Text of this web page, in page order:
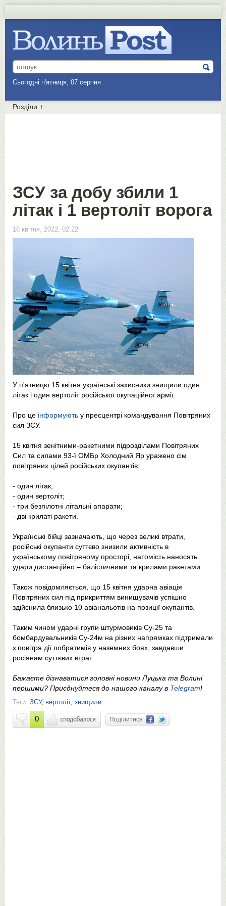
Сьогодні п'ятниця, 07 серпня
Розділи +
ЗСУ за добу збили 1
літак і 1 вертоліт ворога
16 квітня, 2022, 02:22
У п'ятницю 15 квітня українські захисники знищили один
літак і один вертоліт російської окупаційної армії.
Про це інформують у пресцентрі командування Повітряних
сил ЗСУ.
15 квітня зенітними-ракетними підрозділами Повітряних
Сил та силами 93-ї ОМБр Холодний Яр уражено сім
повітряних цілей російських окупантів:
- один літак;
- один вертоліт;
- три безпілотні літальні апарати;
- дві крилаті ракети.
Українські бійці зазначають, що через великі втрати,
російські окупанти суттєво знизили активність в
українському повітряному просторі, натомість наносять
удари дистанційно – балістичними та крилами ракетами.
Також повідомляється, що 15 квітня ударна авіація
Повітряних сил під прикриттям винищувачів успішно
здійснила близько 10 авіанальотів на позиції окупантів.
Таким чином ударні групи штурмовиків Су-25 та
бомбардувальників Су-24м на різних напрямках підтримали
з повітря дії побратимів у наземних боях, завдавши
росіянам суттєвих втрат.
Бажаєте дізнаватися головні новини Луцька та Волині
першими? Приєднуйтеся до нашого каналу в Telegram!
Теги: ЗСУ, вертоліт, знищили
0 Поділитися